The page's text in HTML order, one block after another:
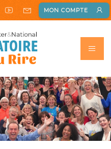
MON COMPTE